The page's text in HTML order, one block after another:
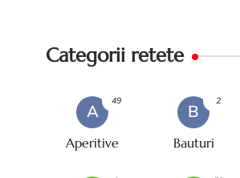
Categorii retete
A
Aperitive
49
B
Bauturi
2